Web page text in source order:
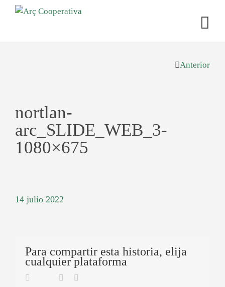
Anterior
nortlan-
arc_SLIDE_WEB_3-
1080×675
14 julio 2022
Para compartir esta historia, elija
cualquier plataforma
Facebook
TwitterLinkedin